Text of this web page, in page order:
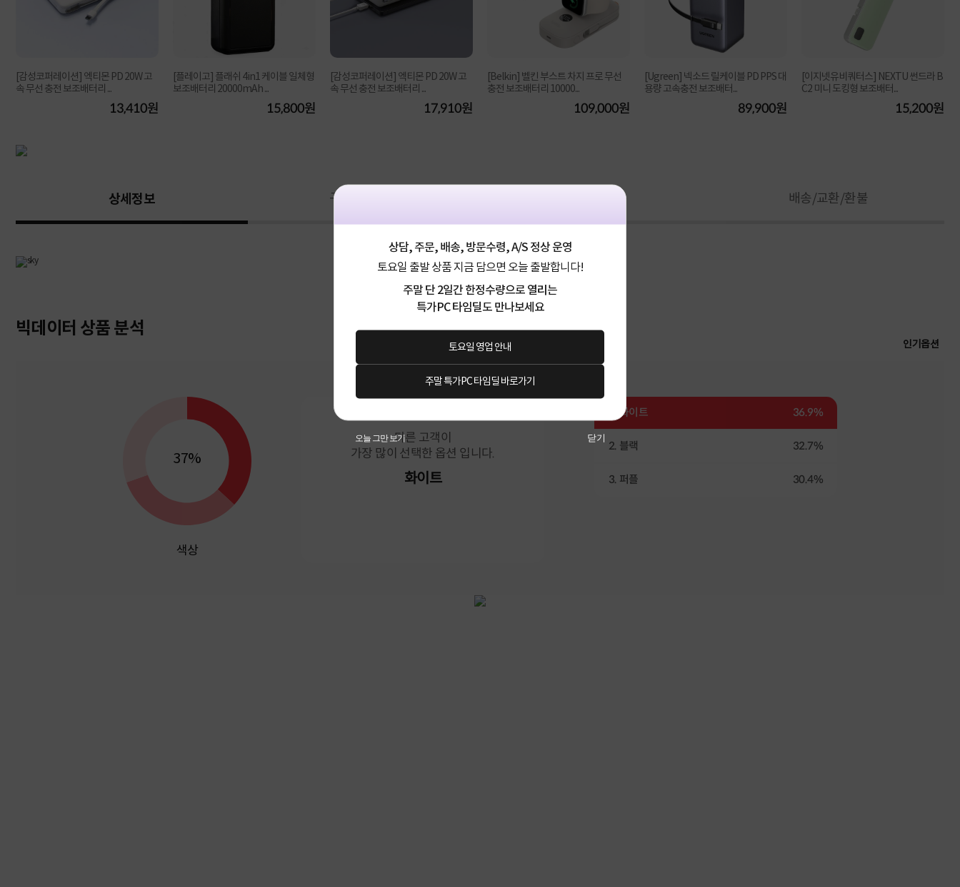
상담, 주문, 배송, 방문수령, A/S 정상 운영
토요일 출발 상품 지금 담으면 오늘 출발합니다!
주말 단 2일간 한정수량으로 열리는
특가PC 타임딜도 만나보세요
토요일 영업 안내
주말 특가PC 타임딜 바로가기
오늘 그만 보기 닫기
[감성코퍼레이션] 엑티몬 PD 20W 고
속 무선 충전 보조배터리 ...
13,410원
[플레이고] 플래쉬 4in1 케이블 일체형
보조배터리 20000mAh ...
15,800원
[감성코퍼레이션] 엑티몬 PD 20W 고
속 무선 충전 보조배터리 ...
17,910원
[Belkin] 벨킨 부스트 차지 프로 무선
충전 보조배터리 10000...
109,000원
[Ugreen] 넥소드 릴케이블 PD PPS 대
용량 고속충전 보조배터...
89,900원
[이지넷유비쿼터스] NEXTU 썬드라 B
C2 미니 도킹형 보조배터...
15,200원
상세정보 구매후기( 배송/교환/환불
빅데이터 상품 분석
인기옵션
37%
색상
다른 고객이
가장 많이 선택한 옵션 입니다.
화이트
화이트 36.9%
2. 블랙 32.7%
3. 퍼플 30.4%